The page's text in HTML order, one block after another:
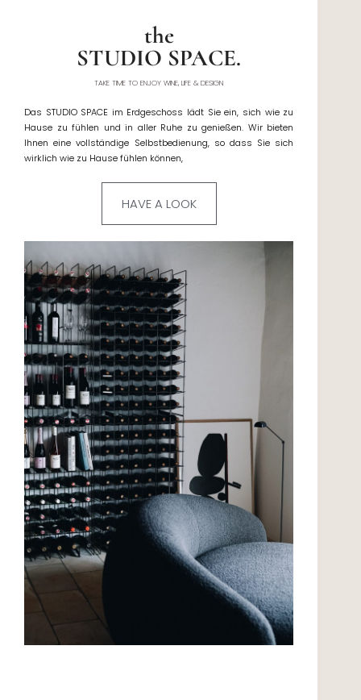
the
STUDIO SPACE.
TAKE TIME TO ENJOY WINE, LIFE & DESIGN
Das STUDIO SPACE im Erdgeschoss lädt Sie ein, sich wie zu
Hause zu fühlen und in aller Ruhe zu genießen. Wir bieten
Ihnen eine vollständige Selbstbedienung, so dass Sie sich
wirklich wie zu Hause fühlen können,
HAVE A LOOK